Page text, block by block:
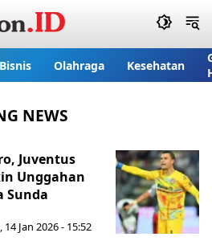
Bisnis Olahraga Kesehatan
NEWS
Juventus
Unggahan
Sunda
14 Jan 2026 - 15:52